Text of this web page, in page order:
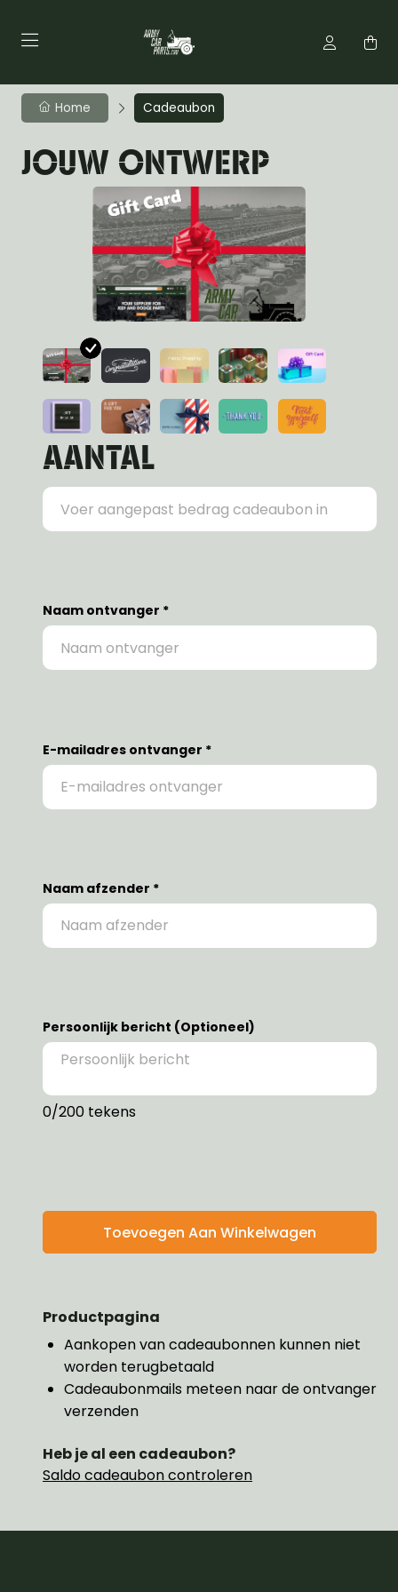
Home Cadeaubon
JOUW ONTWERP
AANTAL
Naam ontvanger *
E-mailadres ontvanger *
Naam afzender *
Persoonlijk bericht (Optioneel)
0/200 tekens
Productpagina
Aankopen van cadeaubonnen kunnen niet
worden terugbetaald
Cadeaubonmails meteen naar de ontvanger
verzenden
Heb je al een cadeaubon?
Saldo cadeaubon controleren